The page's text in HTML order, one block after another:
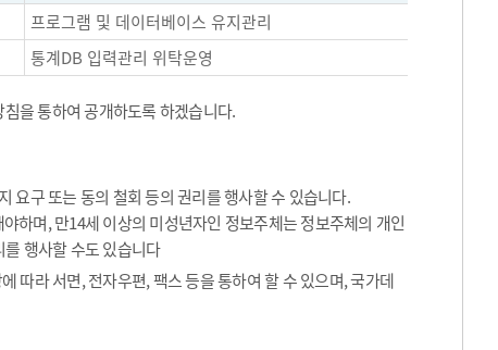
프로그램 및 데이터베이스 유지관리
통계DB 입력관리 위탁운영
을 통하여 공개하도록 하겠습니다.
요구 또는 동의 철회 등의 권리를 행사할 수 있습니다.
하며, 만14세 이상의 미성년자인 정보주체는 정보주체의 개인
행사할 수도 있습니다
따라 서면, 전자우편, 팩스 등을 통하여 할 수 있으며, 국가데